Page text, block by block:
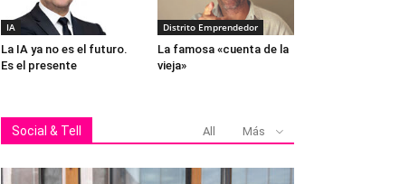
IA
La IA ya no es el futuro.
Es el presente
Distrito Emprendedor
La famosa «cuenta de la
vieja»
Social & Tell All Más